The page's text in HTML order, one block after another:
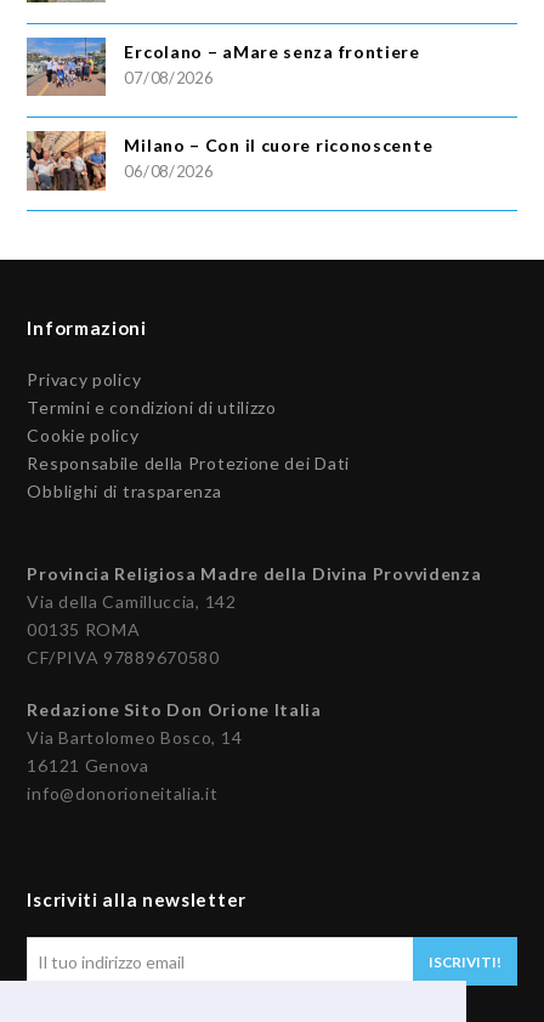
Ercolano – aMare senza frontiere
07/08/2026
Milano – Con il cuore riconoscente
06/08/2026
Informazioni
Privacy policy
Termini e condizioni di utilizzo
Cookie policy
Responsabile della Protezione dei Dati
Obblighi di trasparenza
Provincia Religiosa Madre della Divina Provvidenza
Via della Camilluccia, 142
00135 ROMA
CF/PIVA 97889670580
Redazione Sito Don Orione Italia
Via Bartolomeo Bosco, 14
16121 Genova
info@donorioneitalia.it
Iscriviti alla newsletter
ISCRIVITI!